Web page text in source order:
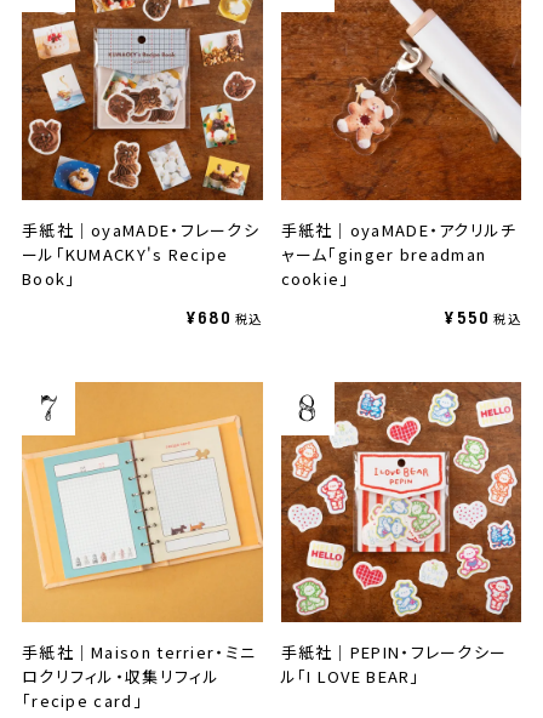
手紙社｜oyaMADE・フレークシ
ール「KUMACKY's Recipe
Book」
¥680
手紙社｜oyaMADE・アクリルチ
ャーム「ginger breadman
cookie」
¥550
手紙社｜Maison terrier・ミニ
ロクリフィル・収集リフィル
「recipe card」
手紙社｜PEPIN・フレークシー
ル「I LOVE BEAR」